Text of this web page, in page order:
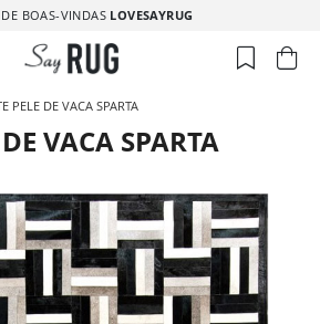
DE BOAS-VINDAS LOVESAYRUG
PELE DE VACA SPARTA
VACA SPARTA